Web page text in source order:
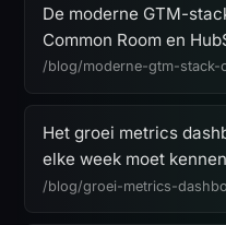
De moderne GTM-
Common Room en
/blog/moderne-gtm-stack-
Het groei metrics
elke week moet kennen
/blog/groei-metrics-